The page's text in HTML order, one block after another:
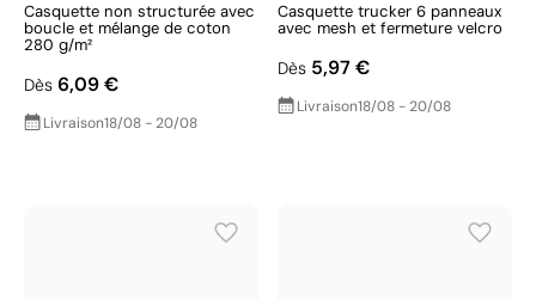
Casquette non structurée avec
boucle et mélange de coton
280 g/m²
Dès 6,09 €
Livraison18/08 - 20/08
Casquette trucker 6 panneaux
avec mesh et fermeture velcro
Dès 5,97 €
Livraison18/08 - 20/08